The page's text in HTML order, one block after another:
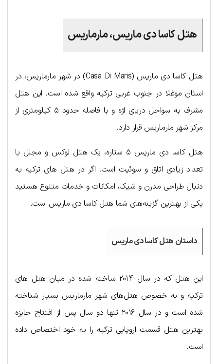
هتل کاسا دی ماریس، مارماریس
هتل کاسا دی ماریس (Casa Di Maris) در شهر مارماریس، در
استان موغلا در جنوب غربی ترکیه واقع شده است. این هتل
مشرف به سواحل دریای اژه و با فاصله حدود ۵ کیلومتری از
مرکز شهر مارماریس قرار دارد.
هتل کاسا دی ماریس ۵ ستاره، یک هتل لوکس و مجلل با
تعداد زیادی اتاق و سوئیت است. اگر در هتل های ترکیه به
دنبال طراحی مدرن و شیک، امکانات و خدمات متنوع هستید
یکی از بهترین گزینه‌های شما هتل کاسا دی ماریس است.
داستان هتل کاسا دی ماریس
این هتل که در سال ۲۰۱۴ ساخته شده در میان هتل های
ترکیه و به خصوص هتل‌های شهر مارماریس بسیار شناخته
شده است و در سال ۲۰۱۶ تنها دو سال پس از افتتاح جایزه
بهترین هتل قسمت اروپایی ترکیه را به خود اختصاص داده
است.